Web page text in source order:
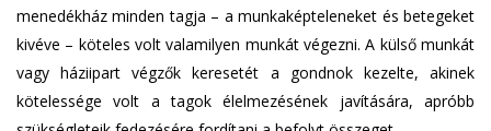
menedékház minden tagja – a munkaképteleneket és betegeket
kivéve – köteles volt valamilyen munkát végezni. A külső munkát
vagy háziipart végzők keresetét a gondnok kezelte, akinek
kötelessége volt a tagok élelmezésének javítására, apróbb